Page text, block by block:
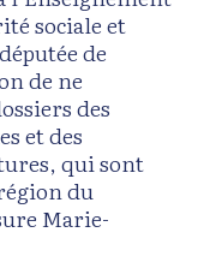
sociale et
de
de ne
des
et des
qui sont
du
Marie-